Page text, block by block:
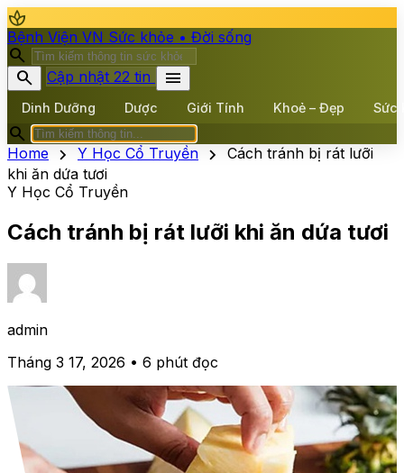
spa
Bệnh Viện VN Sức khỏe • Đời sống
search
search
Cập nhật 22 tin menu
Dinh Dưỡng Dược Giới Tính Khoẻ – Đẹp Sức
search
Home chevron_right Y Học Cổ Truyền chevron_right
Cách tránh bị rát lưỡi
khi ăn dứa tươi
Y Học Cổ Truyền
Cách tránh bị rát lưỡi khi ăn dứa tươi
admin
Tháng 3 17, 2026 • 6 phút đọc